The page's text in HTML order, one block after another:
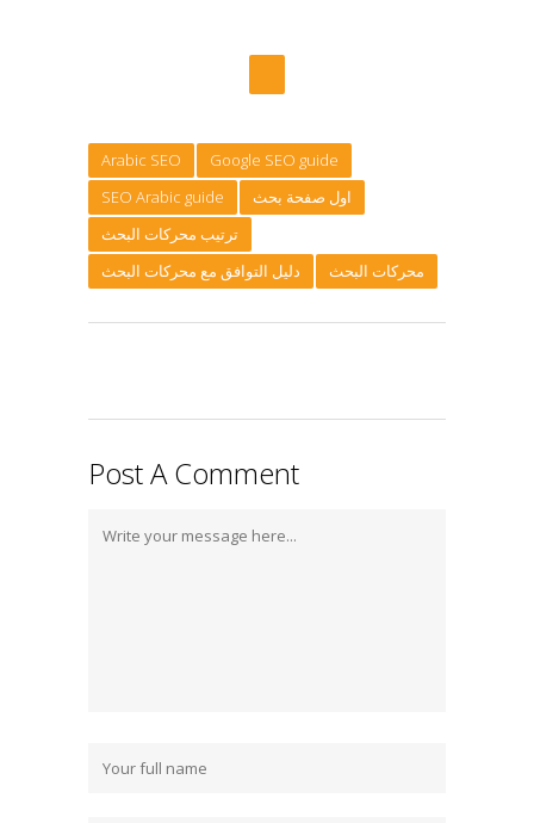
Arabic SEO
Google SEO guide
SEO Arabic guide
اول صفحة بحث
ترتيب محركات البحث
دليل التوافق مع محركات البحث
محركات البحث
Post A Comment